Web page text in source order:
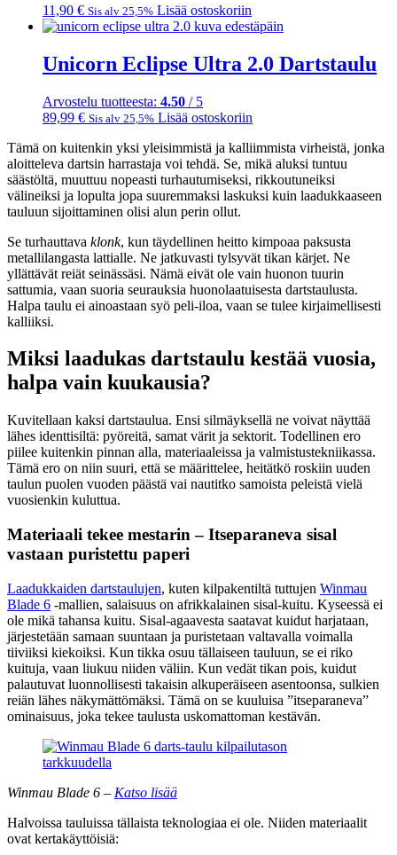
11,90 € Sis alv 25,5% Lisää ostoskoriin
Unicorn Eclipse Ultra 2.0 Dartstaulu
Arvostelu tuotteesta: 4.50 / 5
89,99 € Sis alv 25,5% Lisää ostoskoriin
Tämä on kuitenkin yksi yleisimmistä ja kalliimmista virheistä, jonka
aloitteleva dartsin harrastaja voi tehdä. Se, mikä aluksi tuntuu
säästöltä, muuttuu nopeasti turhautumiseksi, rikkoutuneiksi
välineiksi ja lopulta jopa suuremmaksi laskuksi kuin laadukkaaseen
tauluun sijoittaminen olisi alun perin ollut.
Se turhauttava klonk, kun täydellinen heitto kimpoaa paksusta
metallilangasta lattialle. Ne jatkuvasti tylsyvät tikan kärjet. Ne
yllättävät reiät seinässäsi. Nämä eivät ole vain huonon tuurin
sattumia, vaan suoria seurauksia huonolaatuisesta dartstaulusta.
Halpa taulu ei ainoastaan syö peli-iloa, vaan se tulee kirjaimellisesti
kalliiksi.
Miksi laadukas dartstaulu kestää vuosia,
halpa vain kuukausia?
Kuvitellaan kaksi dartstaulua. Ensi silmäyksellä ne voivat näyttää
lähes identtisiltä: pyöreitä, samat värit ja sektorit. Todellinen ero
piilee kuitenkin pinnan alla, materiaaleissa ja valmistustekniikassa.
Tämä ero on niin suuri, että se määrittelee, heitätkö roskiin uuden
taulun puolen vuoden päästä vai nautitko samoista peleistä vielä
vuosienkin kuluttua.
Materiaali tekee mestarin – Itseparaneva sisal
vastaan puristettu paperi
Laadukkaiden dartstaulujen, kuten kilpakentiltä tuttujen Winmau
Blade 6 -mallien, salaisuus on afrikkalainen sisal-kuitu. Kyseessä ei
ole mikä tahansa kuitu. Sisal-agaavesta saatavat kuidut harjataan,
järjestetään samaan suuntaan ja puristetaan valtavalla voimalla
tiiviiksi kiekoiksi. Kun tikka osuu tällaiseen tauluun, se ei riko
kuituja, vaan liukuu niiden väliin. Kun vedät tikan pois, kuidut
palautuvat luonnollisesti takaisin alkuperäiseen asentoonsa, sulkien
reiän lähes näkymättömäksi. Tämä on se kuuluisa ”itseparaneva”
ominaisuus, joka tekee taulusta uskomattoman kestävän.
Winmau Blade 6 – Katso lisää
Halvoissa tauluissa tällaista teknologiaa ei ole. Niiden materiaalit
ovat kertakäyttöisiä: